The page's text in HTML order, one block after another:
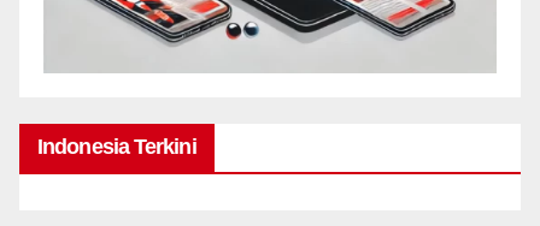
Indonesia Terkini